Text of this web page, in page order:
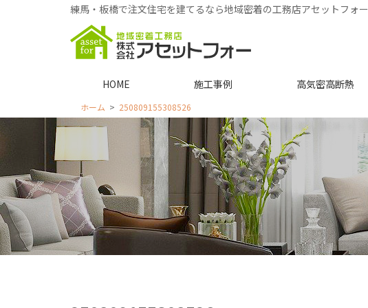
練馬・板橋で注文住宅を建てるなら地域密着の工務店アセットフォー
HOME 施工事例 高気密高断熱
ホーム 250809155308526